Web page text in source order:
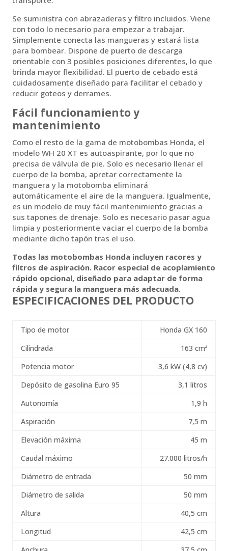
Se suministra con abrazaderas y filtro incluidos. Viene
con todo lo necesario para empezar a trabajar.
Simplemente conecta las mangueras y estará lista
para bombear. Dispone de puerto de descarga
orientable con 3 posibles posiciones diferentes, lo que
brinda mayor flexibilidad. El puerto de cebado está
cuidadosamente diseñado para facilitar el cebado y
reducir goteos y derrames.
Fácil funcionamiento y
mantenimiento
Como el resto de la gama de motobombas Honda, el
modelo WH 20 XT es autoaspirante, por lo que no
precisa de válvula de pie. Solo es necesario llenar el
cuerpo de la bomba, apretar correctamente la
manguera y la motobomba eliminará
automáticamente el aire de la manguera. Igualmente,
es un modelo de muy fácil mantenimiento gracias a
sus tapones de drenaje. Solo es necesario pasar agua
limpia y posteriormente vaciar el cuerpo de la bomba
mediante dicho tapón tras el uso.
Todas las motobombas Honda incluyen racores y
filtros de aspiración. Racor especial de acoplamiento
rápido opcional, diseñado para adaptar de forma
rápida y segura la manguera más adecuada.
ESPECIFICACIONES DEL PRODUCTO
Tipo de motor
Honda GX 160
Cilindrada
163 cm³
Potencia motor
3,6 kW (4,8 cv)
Depósito de gasolina Euro 95
3,1 litros
Autonomía
1,9 h
Aspiración
7,5 m
Elevación máxima
45 m
Caudal máximo
27.000 litros/h
Diámetro de entrada
50 mm
Diámetro de salida
50 mm
Altura
40,5 cm
Longitud
42,5 cm